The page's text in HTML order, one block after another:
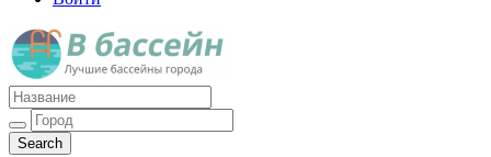
Лучшие бассейны города